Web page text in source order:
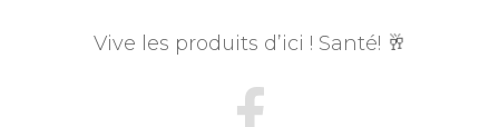
Vive les produits d’ici ! Santé! 🥂